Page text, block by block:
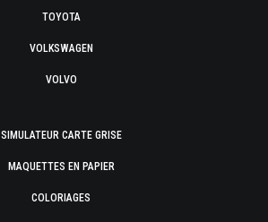
TOYOTA
VOLKSWAGEN
VOLVO
SIMULATEUR CARTE GRISE
MAQUETTES EN PAPIER
COLORIAGES